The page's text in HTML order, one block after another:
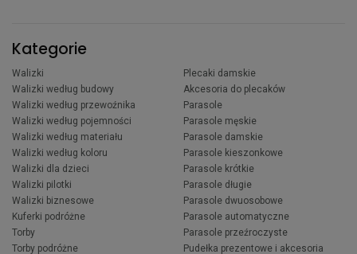
Kategorie
Walizki
Walizki według budowy
Walizki według przewoźnika
Walizki według pojemności
Walizki według materiału
Walizki według koloru
Walizki dla dzieci
Walizki pilotki
Walizki biznesowe
Kuferki podróżne
Torby
Torby podróżne
Plecaki damskie
Akcesoria do plecaków
Parasole
Parasole męskie
Parasole damskie
Parasole kieszonkowe
Parasole krótkie
Parasole długie
Parasole dwuosobowe
Parasole automatyczne
Parasole przeźroczyste
Pudełka prezentowe i akcesoria